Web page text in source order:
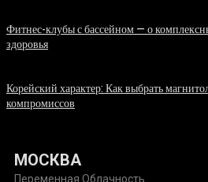
Фитнес-клубы с бассейном — о
здоровья
Корейский характер: Как выбрать
компромиссов
МОСКВА
Переменная Облачность